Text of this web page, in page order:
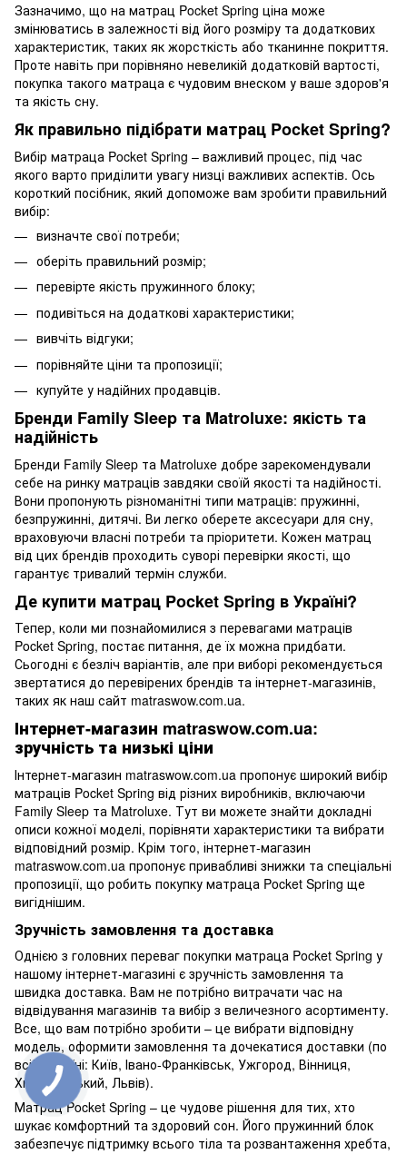
Зазначимо, що на матрац Pocket Spring ціна може
змінюватись в залежності від його розміру та додаткових
характеристик, таких як жорсткість або тканинне покриття.
Проте навіть при порівняно невеликій додатковій вартості,
покупка такого матраца є чудовим внеском у ваше здоров'я
та якість сну.
Як правильно підібрати матрац Pocket Spring?
Вибір матраца Pocket Spring – важливий процес, під час
якого варто приділити увагу низці важливих аспектів. Ось
короткий посібник, який допоможе вам зробити правильний
вибір:
визначте свої потреби;
оберіть правильний розмір;
перевірте якість пружинного блоку;
подивіться на додаткові характеристики;
вивчіть відгуки;
порівняйте ціни та пропозиції;
купуйте у надійних продавців.
Бренди Family Sleep та Matroluxe: якість та
надійність
Бренди Family Sleep та Matroluxe добре зарекомендували
себе на ринку матраців завдяки своїй якості та надійності.
Вони пропонують різноманітні типи матраців: пружинні,
безпружинні, дитячі. Ви легко оберете аксесуари для сну,
враховуючи власні потреби та пріоритети. Кожен матрац
від цих брендів проходить суворі перевірки якості, що
гарантує тривалий термін служби.
Де купити матрац Pocket Spring в Україні?
Тепер, коли ми познайомилися з перевагами матраців
Pocket Spring, постає питання, де їх можна придбати.
Сьогодні є безліч варіантів, але при виборі рекомендується
звертатися до перевірених брендів та інтернет-магазинів,
таких як наш сайт matraswow.com.ua.
Інтернет-магазин matraswow.com.ua:
зручність та низькі ціни
Інтернет-магазин matraswow.com.ua пропонує широкий вибір
матраців Pocket Spring від різних виробників, включаючи
Family Sleep та Matroluxe. Тут ви можете знайти докладні
описи кожної моделі, порівняти характеристики та вибрати
відповідний розмір. Крім того, інтернет-магазин
matraswow.com.ua пропонує привабливі знижки та спеціальні
пропозиції, що робить покупку матраца Pocket Spring ще
вигіднішим.
Зручність замовлення та доставка
Однією з головних переваг покупки матраца Pocket Spring у
нашому інтернет-магазині є зручність замовлення та
швидка доставка. Вам не потрібно витрачати час на
відвідування магазинів та вибір з величезного асортименту.
Все, що вам потрібно зробити – це вибрати відповідну
модель, оформити замовлення та дочекатися доставки (по
всій Україні: Київ, Івано-Франківськ, Ужгород, Вінниця,
Хмельницький, Львів).
Матрац Pocket Spring – це чудове рішення для тих, хто
шукає комфортний та здоровий сон. Його пружинний блок
забезпечує підтримку всього тіла та розвантаження хребта,